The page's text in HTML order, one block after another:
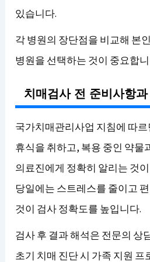
있습니다.
각 병원의 장단점을 비교해 본
병원을 선택하는 것이 중요합
치매검사 전 준비사항
국가치매관리사업 지침에 따
휴식을 취하고, 복용 중인 약물
의료진에게 정확히 알리는 것
당일에는 스트레스를 줄이고
것이 검사 정확도를 높입니다.
검사 후 결과 해석은 전문의 상
초기 치매 진단 시 가족 지원